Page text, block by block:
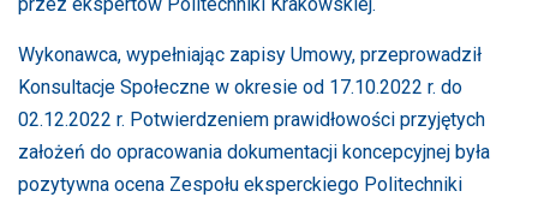
Wykonawca, wypełniając zapisy Umowy, przeprowadził
Konsultacje Społeczne w okresie od 17.10.2022 r. do
02.12.2022 r. Potwierdzeniem prawidłowości przyjętych
założeń do opracowania dokumentacji koncepcyjnej była
pozytywna ocena Zespołu eksperckiego Politechniki